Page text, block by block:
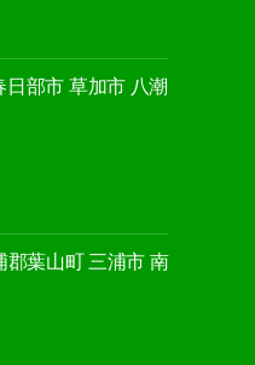
日部市 草加市 八潮
郡葉山町 三浦市 南